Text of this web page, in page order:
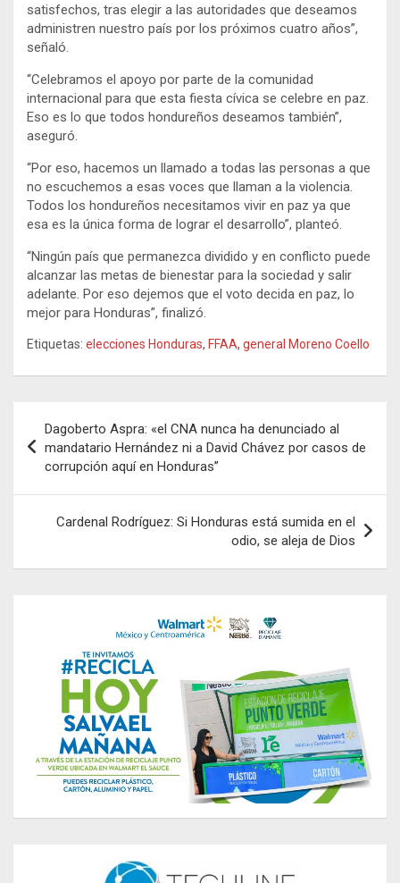
satisfechos, tras elegir a las autoridades que deseamos
administren nuestro país por los próximos cuatro años”,
señaló.
“Celebramos el apoyo por parte de la comunidad
internacional para que esta fiesta cívica se celebre en paz.
Eso es lo que todos hondureños deseamos también”,
aseguró.
“Por eso, hacemos un llamado a todas las personas a que
no escuchemos a esas voces que llaman a la violencia.
Todos los hondureños necesitamos vivir en paz ya que
esa es la única forma de lograr el desarrollo”, planteó.
“Ningún país que permanezca dividido y en conflicto puede
alcanzar las metas de bienestar para la sociedad y salir
adelante. Por eso dejemos que el voto decida en paz, lo
mejor para Honduras”, finalizó.
Etiquetas: elecciones Honduras, FFAA, general Moreno Coello
de
entradas
Dagoberto Aspra: «el CNA nunca ha denunciado al
mandatario Hernández ni a David Chávez por casos de
corrupción aquí en Honduras”
Cardenal Rodríguez: Si Honduras está sumida en el
odio, se aleja de Dios